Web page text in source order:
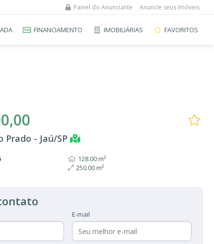
Painel do Anunciante Anuncie seus Imóveis
FINANCIAMENTO IMOBILIÁRIAS FAVORITOS
- Jaú/SP
128.00 m²
250.00 m²
E-mail